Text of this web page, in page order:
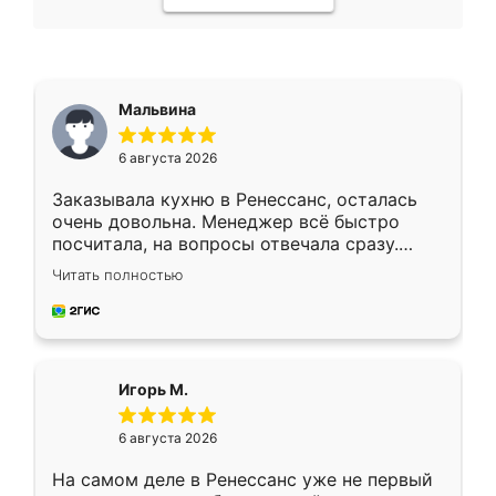
Мальвина
6 августа 2026
Заказывала кухню в Ренессанс, осталась
очень довольна. Менеджер всё быстро
посчитала, на вопросы отвечала сразу.
Замерщик приехал в субботу, подошёл к
делу со всей ответственностью. Собрали
за день, ребята работали аккуратно, даже
Читать полностью
Игорь М.
6 августа 2026
На самом деле в Ренессанс уже не первый